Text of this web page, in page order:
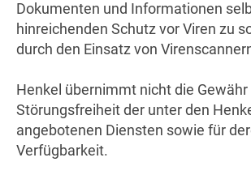
Dokumenten und Informationen
hinreichenden Schutz vor Viren zu
durch den Einsatz von
Henkel übernimmt nicht die Gewähr
Störungsfreiheit der unter den
angebotenen Diensten sowie für
Verfügbarkeit.